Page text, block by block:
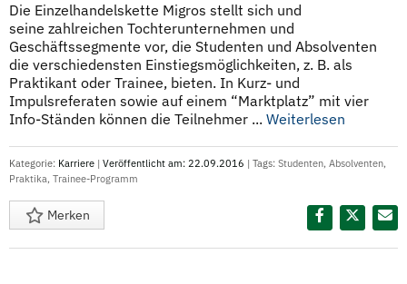
Die Einzelhandelskette Migros stellt sich und
seine zahlreichen Tochterunternehmen und
Geschäftssegmente vor, die Studenten und Absolventen
die verschiedensten Einstiegsmöglichkeiten, z. B. als
Praktikant oder Trainee, bieten. In Kurz- und
Impulsreferaten sowie auf einem “Marktplatz” mit vier
Info-Ständen können die Teilnehmer ... Weiterlesen
Kategorie: Karriere | Veröffentlicht am: 22.09.2016 | Tags: Studenten, Absolventen,
Praktika, Trainee-Programm
Merken